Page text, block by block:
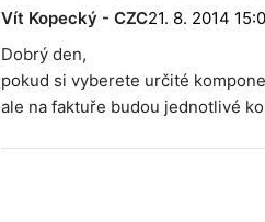
Vít Kopecký - CZC21. 8. 2014
Dobrý den,
pokud si vyberete určité
ale na faktuře budou jednotlivé